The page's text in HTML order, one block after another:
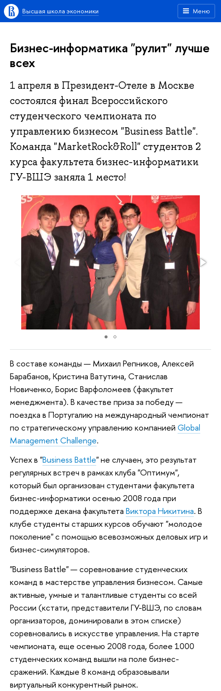
Меню
Высшая школа экономики
Бизнес-информатика "рулит" лучше
всех
1 апреля в Президент-Отеле в Москве
состоялся финал Всероссийского
студенческого чемпионата по
управлению бизнесом "Business Battle".
Команда "MarketRock&Roll" студентов 2
курса факультета бизнес-информатики
ГУ-ВШЭ заняла 1 место!
В составе команды — Михаил Репников, Алексей
Барабанов, Кристина Ватутина, Станислав
Новиченко, Борис Варфоломеев (факультет
менеджмента). В качестве приза за победу —
поездка в Португалию на международный чемпионат
по стратегическому управлению компанией Global
Management Challenge.
Успех в "Business Battle" не случаен, это результат
регулярных встреч в рамках клуба "Оптимум",
который был организован студентами факультета
бизнес-информатики осенью 2008 года при
поддержке декана факультета Виктора Никитина. В
клубе студенты старших курсов обучают "молодое
поколение" с помощью всевозможных деловых игр и
бизнес-симуляторов.
"Business Battle" — соревнование студенческих
команд в мастерстве управления бизнесом. Самые
активные, умные и талантливые студенты со всей
России (кстати, представители ГУ-ВШЭ, по словам
организаторов, доминировали в этом списке)
соревновались в искусстве управления. На старте
чемпионата, еще осенью 2008 года, более 1000
студенческих команд вышли на поле бизнес-
сражений. Каждые 8 команд образовывали
виртуальный конкурентный рынок.